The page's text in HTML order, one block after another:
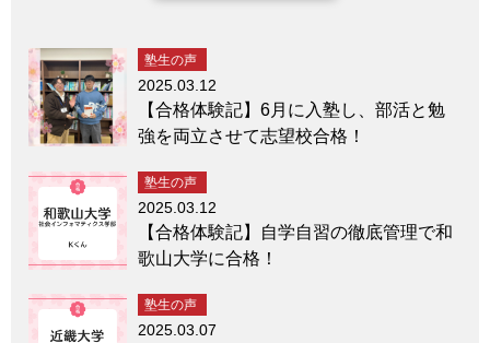
塾生の声
2025.03.12
【合格体験記】6月に入塾し、部活と勉
強を両立させて志望校合格！
塾生の声
2025.03.12
【合格体験記】自学自習の徹底管理で和
歌山大学に合格！
塾生の声
2025.03.07